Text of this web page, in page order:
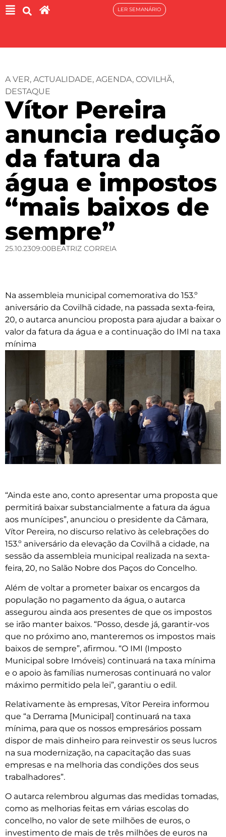
LER SEMANÁRIO
A VER, ACTUALIDADE, AGENDA, COVILHÃ,
DESTAQUE
Vítor Pereira
anuncia redução
da fatura da
água e impostos
“mais baixos de
sempre”
25.10.2309:00BEATRIZ CORREIA
Na assembleia municipal comemorativa do 153.º
aniversário da Covilhã cidade, na passada sexta-feira,
20, o autarca anunciou proposta para ajudar a baixar o
valor da fatura da água e a continuação do IMI na taxa
mínima
“Ainda este ano, conto apresentar uma proposta que
permitirá baixar substancialmente a fatura da água
aos munícipes”, anunciou o presidente da Câmara,
Vítor Pereira, no discurso relativo às celebrações do
153.º aniversário da elevação da Covilhã a cidade, na
sessão da assembleia municipal realizada na sexta-
feira, 20, no Salão Nobre dos Paços do Concelho.
Além de voltar a prometer baixar os encargos da
população no pagamento da água, o autarca
assegurou ainda aos presentes de que os impostos
se irão manter baixos. “Posso, desde já, garantir-vos
que no próximo ano, manteremos os impostos mais
baixos de sempre”, afirmou. “O IMI (Imposto
Municipal sobre Imóveis) continuará na taxa mínima
e o apoio às famílias numerosas continuará no valor
máximo permitido pela lei”, garantiu o edil.
Relativamente às empresas, Vítor Pereira informou
que “a Derrama [Municipal] continuará na taxa
mínima, para que os nossos empresários possam
dispor de mais dinheiro para reinvestir os seus lucros
na sua modernização, na capacitação das suas
empresas e na melhoria das condições dos seus
trabalhadores”.
O autarca relembrou algumas das medidas tomadas,
como as melhorias feitas em várias escolas do
concelho, no valor de sete milhões de euros, o
investimento de mais de três milhões de euros na